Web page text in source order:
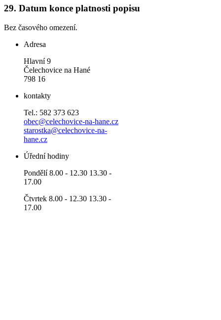
29. Datum konce platnosti popisu
Bez časového omezení.
Adresa
Hlavní 9
Čelechovice na Hané
798 16
kontakty
Tel.: 582 373 623
obec@celechovice-na-hane.cz
starostka@celechovice-na-
hane.cz
Úřední hodiny
Pondělí 8.00 - 12.30 13.30 -
17.00
Čtvrtek 8.00 - 12.30 13.30 -
17.00